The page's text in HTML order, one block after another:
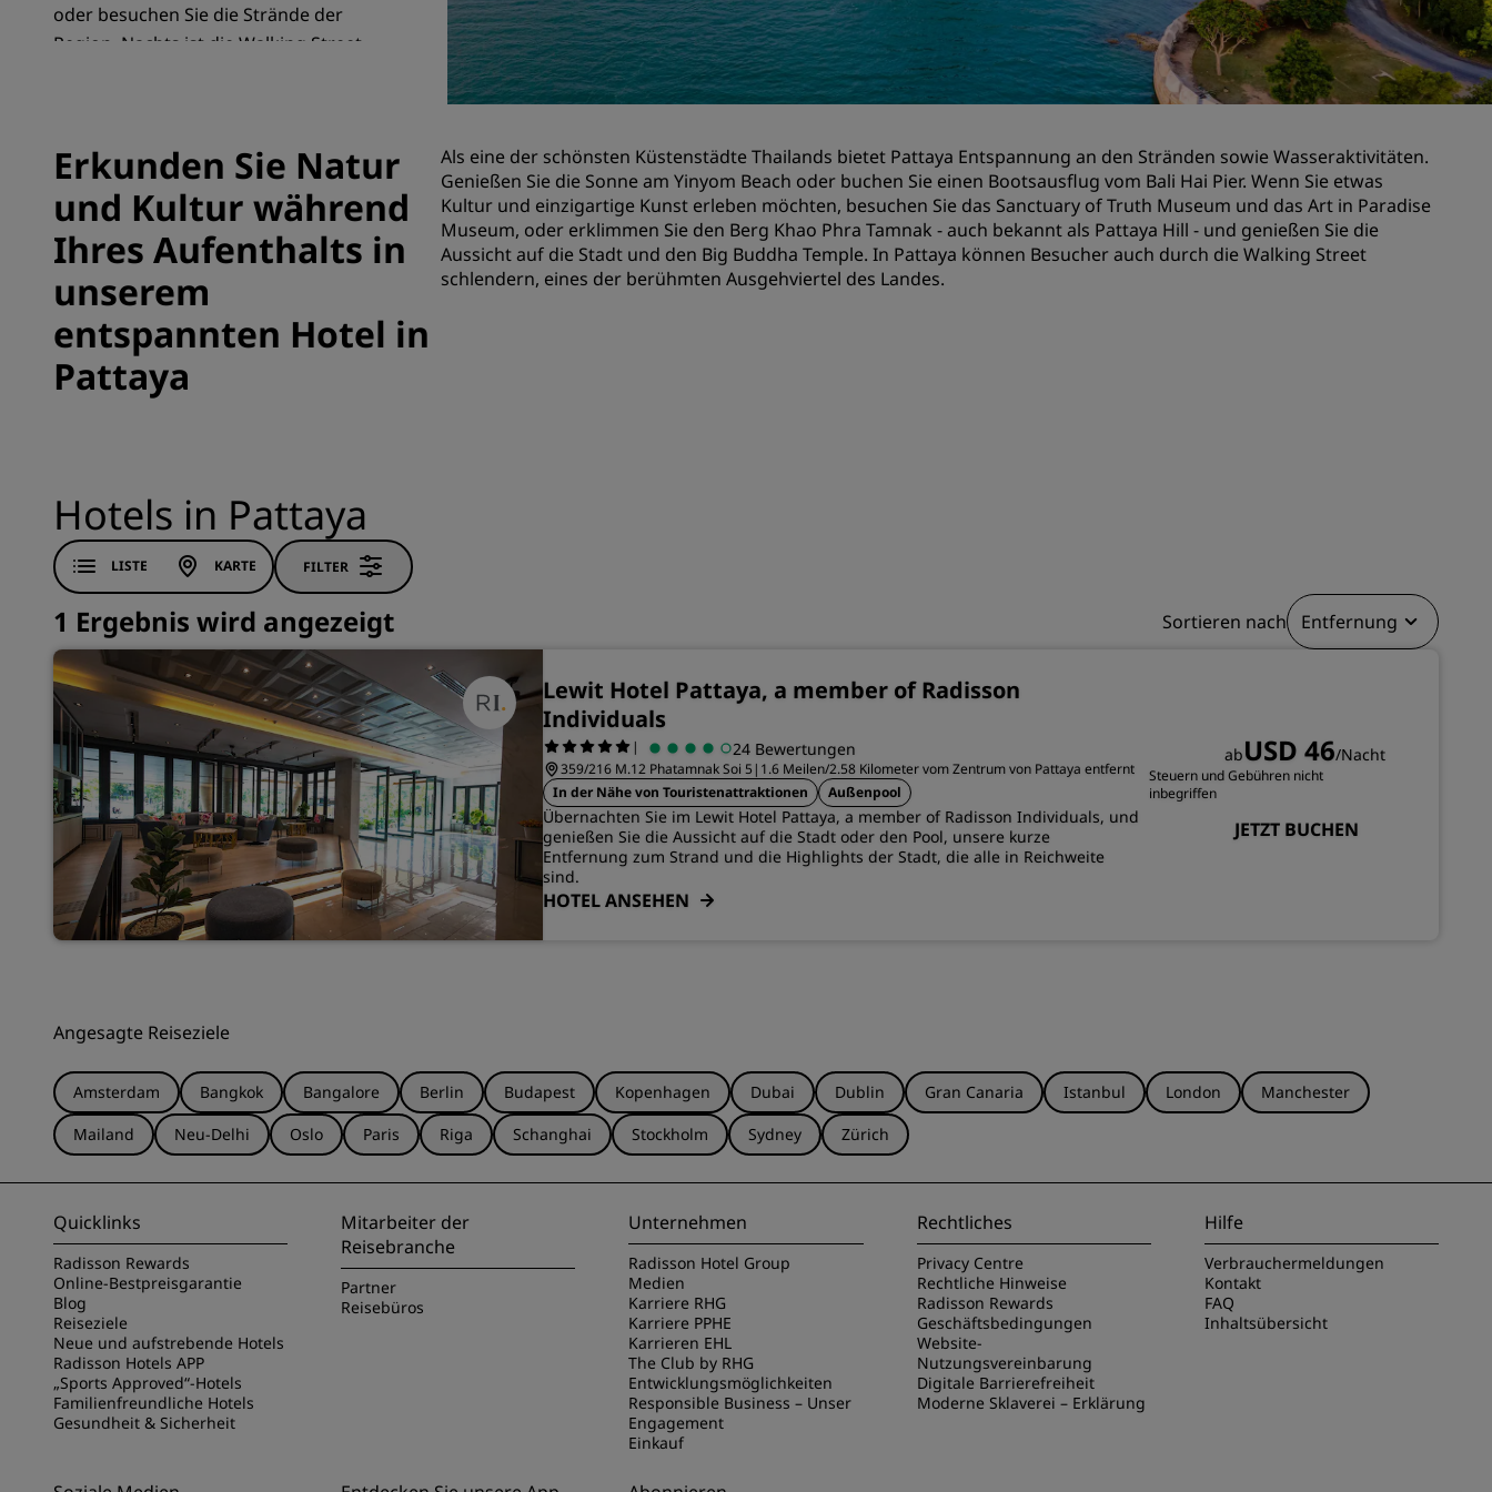
Einen Meetingraum buchen
Fordern Sie ein Angebot an
Veranstaltungsorte
Flüge suchen
Flüge suchen
Restaurants
Hochzeitslocations
Nachhaltige Aufenthalte
Aufenthalte für Sportteams
Hotels im Stadtzentrum
Besuchen Sie unseren Blog
Radisson Rewards
oder besuchen Sie die Strände der
Region. Nachts ist die Walking Street
Erkunden Sie Natur
und Kultur während
Ihres Aufenthalts in
unserem
entspannten Hotel in
Pattaya
Als eine der schönsten Küstenstädte Thailands bietet Pattaya Entspannung an den Stränden sowie Wasseraktivitäten.
Genießen Sie die Sonne am Yinyom Beach oder buchen Sie einen Bootsausflug vom Bali Hai Pier. Wenn Sie etwas
Kultur und einzigartige Kunst erleben möchten, besuchen Sie das Sanctuary of Truth Museum und das Art in Paradise
Museum, oder erklimmen Sie den Berg Khao Phra Tamnak - auch bekannt als Pattaya Hill - und genießen Sie die
Aussicht auf die Stadt und den Big Buddha Temple. In Pattaya können Besucher auch durch die Walking Street
schlendern, eines der berühmten Ausgehviertel des Landes.
Hotels in Pattaya
LISTE KARTE FILTER
1 Ergebnis wird angezeigt Sortieren nach Entfernung
Lewit Hotel Pattaya, a member of Radisson
Individuals
| 24 Bewertungen
359/216 M.12 Phatamnak Soi 5 | 1.6 Meilen/2.58 Kilometer vom Zentrum von Pattaya entfernt
In der Nähe von Touristenattraktionen
Außenpool
Übernachten Sie im Lewit Hotel Pattaya, a member of Radisson Individuals, und
genießen Sie die Aussicht auf die Stadt oder den Pool, unsere kurze
Entfernung zum Strand und die Highlights der Stadt, die alle in Reichweite
sind.
HOTEL ANSEHEN
abUSD 46/Nacht
Steuern und Gebühren nicht
inbegriffen
JETZT BUCHEN
Angesagte Reiseziele
Amsterdam Bangkok Bangalore Berlin Budapest Kopenhagen Dubai Dublin Gran Canaria Istanbul London
Manchester
Mailand
Neu-Delhi Oslo Paris Riga Schanghai Stockholm Sydney Zürich
Quicklinks
Radisson Rewards
Online-Bestpreisgarantie
Blog
Reiseziele
Neue und aufstrebende Hotels
Radisson Hotels APP
„Sports Approved“-Hotels
Familienfreundliche Hotels
Gesundheit & Sicherheit
Mitarbeiter der
Reisebranche
Partner
Reisebüros
Unternehmen
Radisson Hotel Group
Medien
Karriere RHG
Karriere PPHE
Karrieren EHL
The Club by RHG
Entwicklungsmöglichkeiten
Responsible Business – Unser
Engagement
Einkauf
Rechtliches
Privacy Centre
Rechtliche Hinweise
Radisson Rewards
Geschäftsbedingungen
Website-
Nutzungsvereinbarung
Digitale Barrierefreiheit
Moderne Sklaverei – Erklärung
Hilfe
Verbrauchermeldungen
Kontakt
FAQ
Inhaltsübersicht